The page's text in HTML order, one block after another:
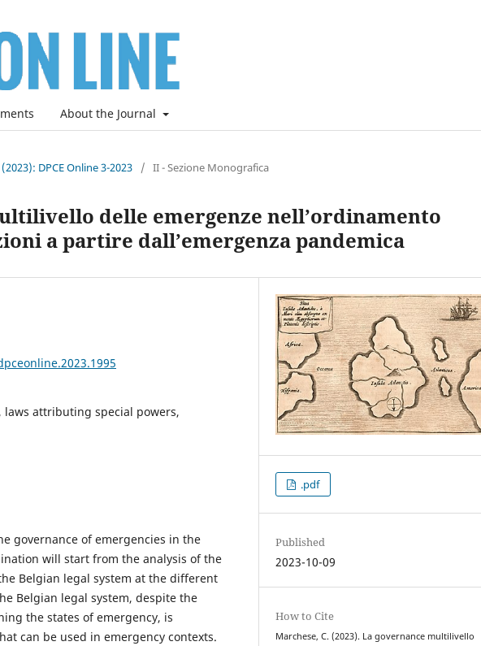
About the Journal
DPCE Online 3-2023 / II - Sezione Monografica
delle emergenze nell’ordinamento
a partire dall’emergenza pandemica
laws attributing special powers,
governance of emergencies in the
will start from the analysis of the
Belgian legal system at the different
Belgian legal system, despite the
the states of emergency, is
can be used in emergency contexts.
.pdf
Published
2023-10-09
How to Cite
Marchese, C. (2023). La governance multilivello